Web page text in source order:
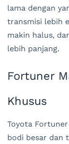
lama dengan
transmisi lebih
makin halus,
lebih panjang.
Fortuner
Khusus
Toyota Fortuner
bodi besar dan